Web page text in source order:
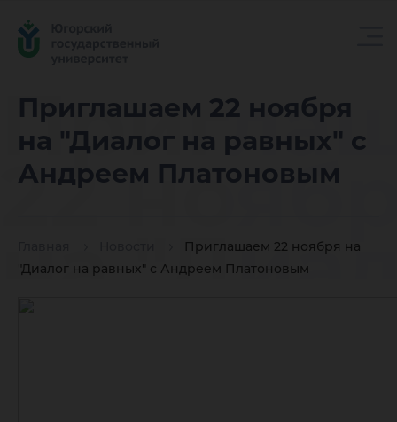
Приглашаем 22 ноября
на "Диалог на равных" с
Андреем Платоновым
Приглашаем 22 ноября на
"Диалог на равных" с Андреем Платоновым
22
на
на